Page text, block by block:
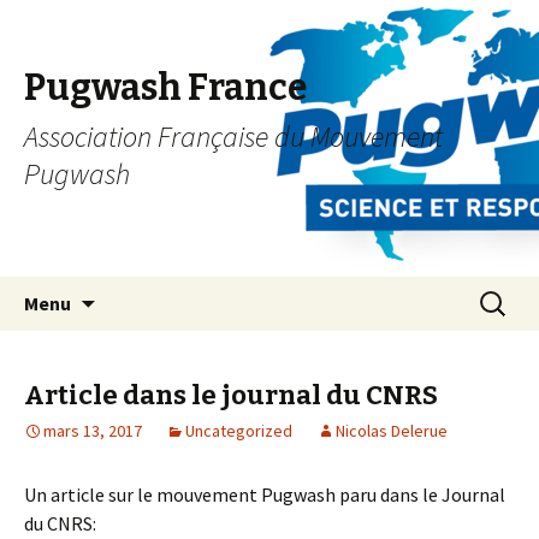
Pugwash France
Association Française du Mouvement
Pugwash
Menu
Article dans le journal du CNRS
mars 13, 2017 Uncategorized Nicolas Delerue
Un article sur le mouvement Pugwash paru dans le Journal
du CNRS: